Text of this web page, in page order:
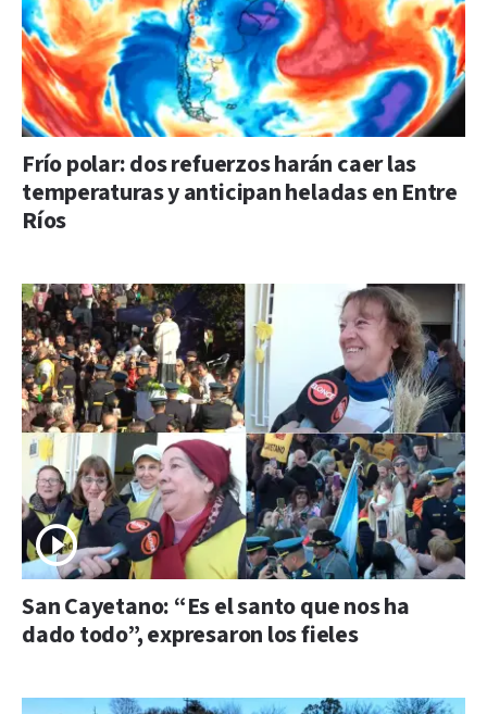
Frío polar: dos refuerzos harán caer las
temperaturas y anticipan heladas en Entre
Ríos
San Cayetano: “Es el santo que nos ha
dado todo”, expresaron los fieles